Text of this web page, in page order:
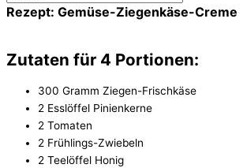
Rezept: Gemüse-Ziegenkäse-Creme
Zutaten für 4 Portionen:
300 Gramm Ziegen-Frischkäse
2 Esslöffel Pinienkerne
2 Tomaten
2 Frühlings-Zwiebeln
2 Teelöffel Honig